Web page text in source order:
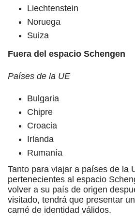
Liechtenstein
Noruega
Suiza
Fuera del espacio Schengen
Países de la UE
Bulgaria
Chipre
Croacia
Irlanda
Rumanía
Tanto para viajar a países de la
pertenecientes al espacio
volver a su país de origen
visitado, tendrá que presentar
carné de identidad válidos.